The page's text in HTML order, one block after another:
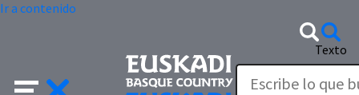
Ir a contenido
Texto